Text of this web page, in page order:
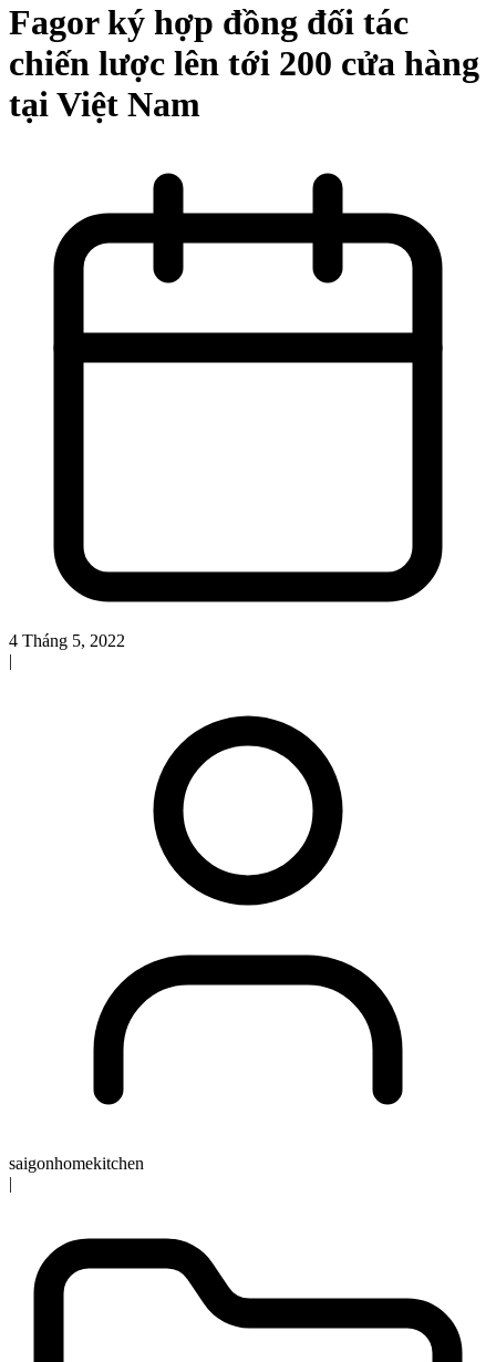
Fagor ký hợp đồng đối tác
chiến lược lên tới 200 cửa hàng
tại Việt Nam
4 Tháng 5, 2022
|
saigonhomekitchen
|